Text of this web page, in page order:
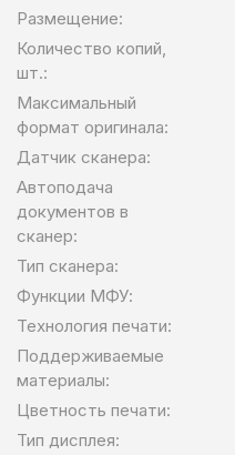
Размещение:
Количество копий,
шт.:
Максимальный
формат оригинала:
Датчик сканера:
Автоподача
документов в
сканер:
Тип сканера:
Функции МФУ:
Технология печати:
Поддерживаемые
материалы:
Цветность печати:
Тип дисплея: